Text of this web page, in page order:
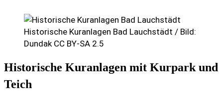
Historische Kuranlagen Bad Lauchstädt / Bild:
Dundak CC BY-SA 2.5
Historische Kuranlagen mit Kurpark und
Teich